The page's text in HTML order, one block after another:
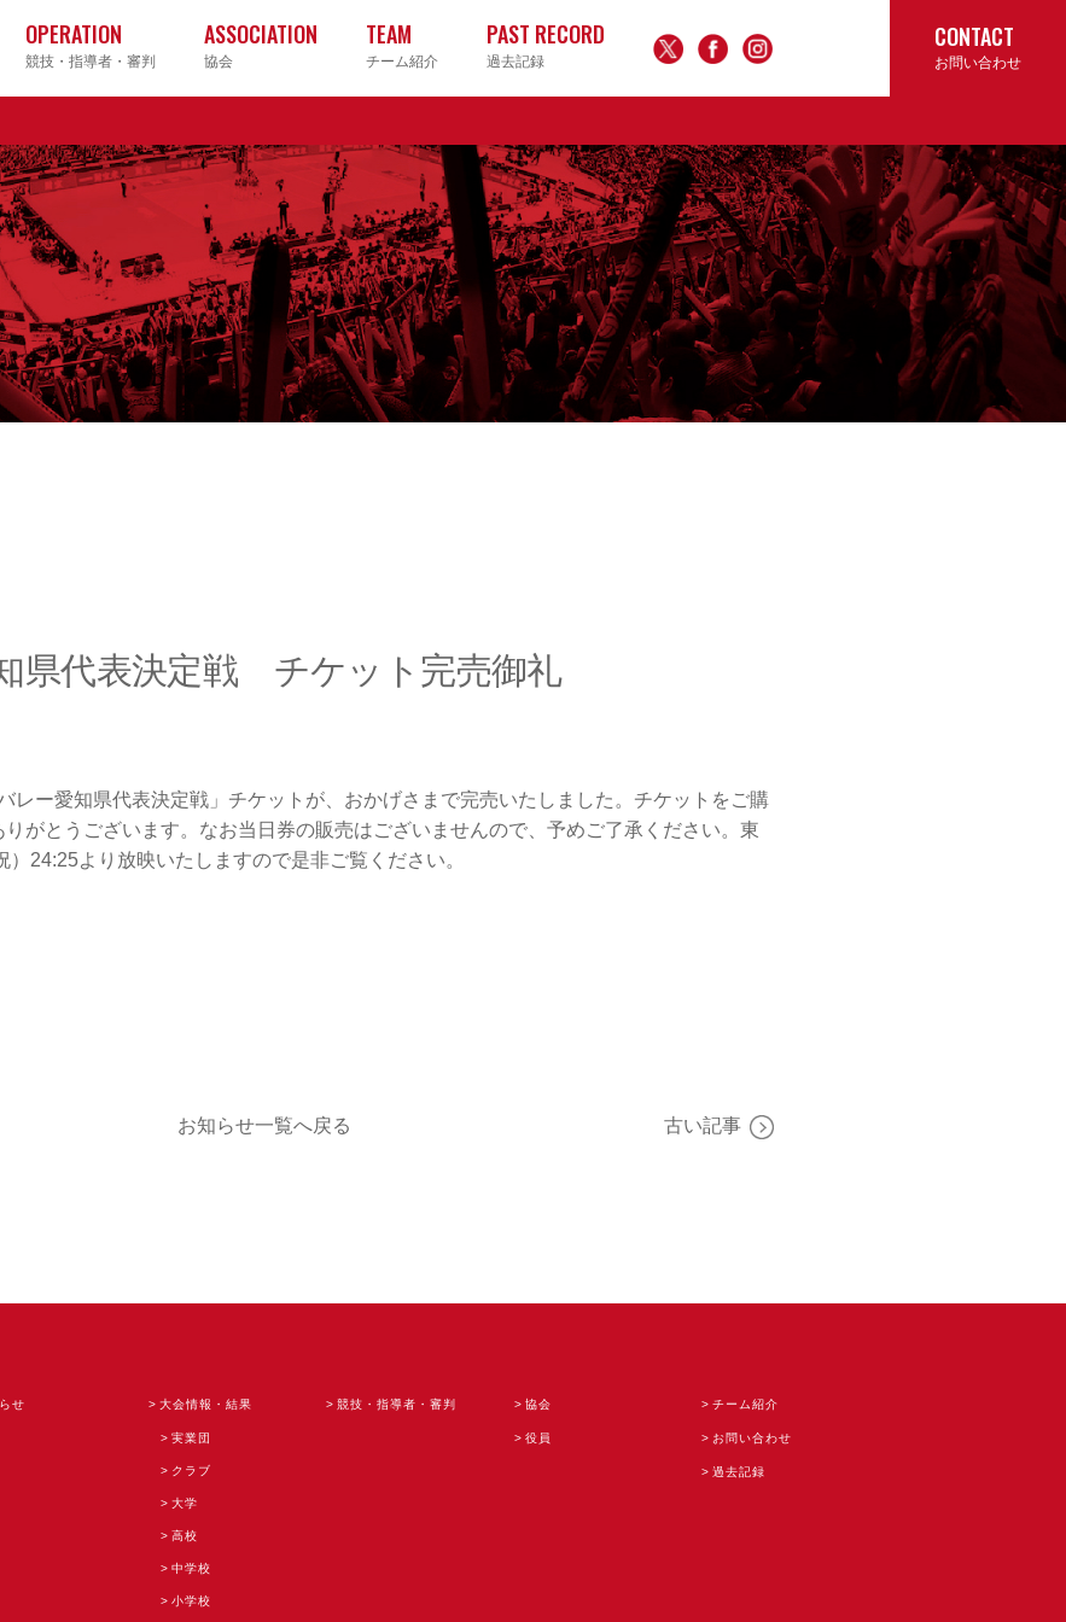
クラブ 大学 高校 中学校
ヤングクラブ ソフト ビーチ ママさん
OPERATION
競技・指導者・審判
ASSOCIATION
協会
TEAM
チーム紹介
PAST RECORD
過去記録
CONTACT
お問い合わせ
県代表決定戦 チケット完売御礼
レー愛知県代表決定戦」チケットが、おかげさまで完売いたしました。チケットをご購
がとうございます。なお当日券の販売はございませんので、予めご了承ください。東
24:25より放映いたしますので是非ご覧ください。
お知らせ一覧へ戻る 古い記事
せ 大会情報・結果
実業団
クラブ
大学
高校
中学校
小学校
競技・指導者・審判 協会
役員
チーム紹介
お問い合わせ
過去記録